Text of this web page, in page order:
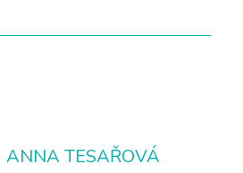
ANNA TESAŘOVÁ